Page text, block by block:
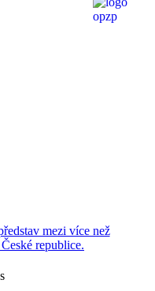
mezi více než
republice.